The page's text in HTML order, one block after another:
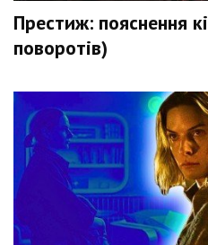
Престиж: пояснення
поворотів)